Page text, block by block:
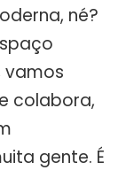
né?
vamos
colabora,
gente. É